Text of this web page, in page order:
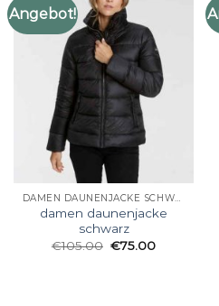
Angebot!
DAMEN DAUNENJACKE SCHWARZ
damen daunenjacke
schwarz
€105.00 €75.00